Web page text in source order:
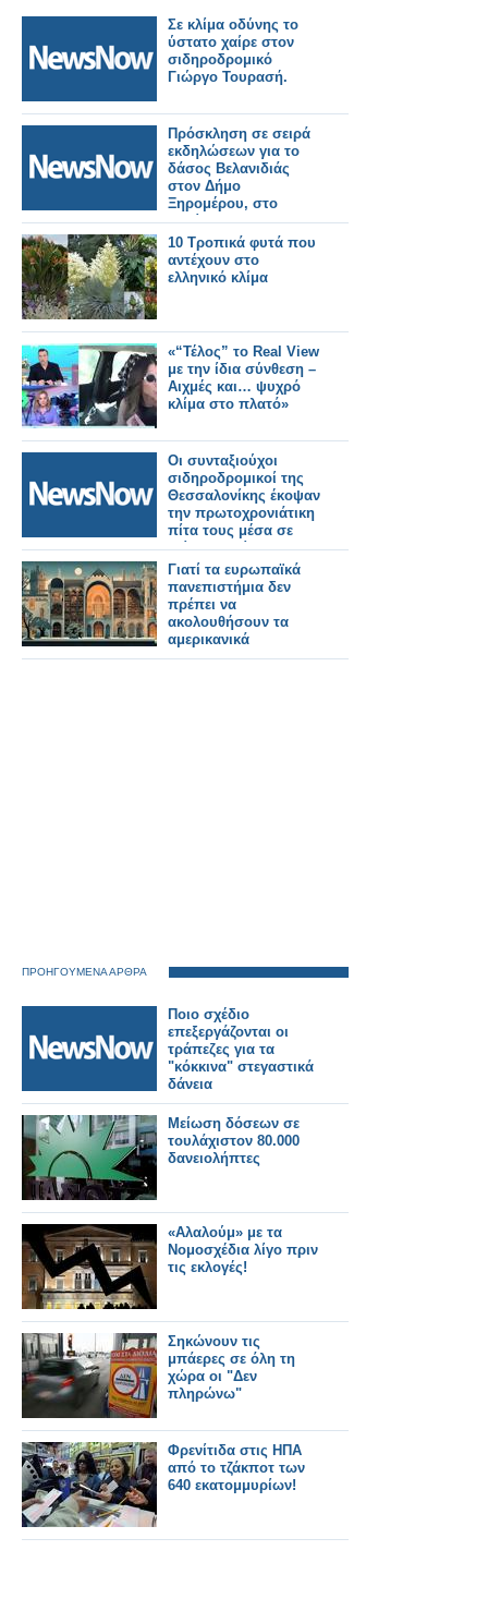
Σε κλίμα οδύνης το
ύστατο χαίρε στον
σιδηροδρομικό
Γιώργο Τουρασή.
Πρόσκληση σε σειρά
εκδηλώσεων για το
δάσος Βελανιδιάς
στον Δήμο
Ξηρομέρου, στο
πλαίσιο του
Eυρωπαϊκού
Συμφώνου για το
Κλίμα.
10 Τροπικά φυτά που
αντέχουν στο
ελληνικό κλίμα
«“Τέλος” το Real View
με την ίδια σύνθεση –
Αιχμές και… ψυχρό
κλίμα στο πλατό»
Οι συνταξιούχοι
σιδηροδρομικοί της
Θεσσαλονίκης έκοψαν
την πρωτοχρονιάτικη
πίτα τους μέσα σε
κλίμα συγκίνησης.
Εικόνες και βίντεο
Γιατί τα ευρωπαϊκά
πανεπιστήμια δεν
πρέπει να
ακολουθήσουν τα
αμερικανικά
ΠΡΟΗΓΟΥΜΕΝΑ ΑΡΘΡΑ
Ποιο σχέδιο
επεξεργάζονται οι
τράπεζες για τα
"κόκκινα" στεγαστικά
δάνεια
Μείωση δόσεων σε
τουλάχιστον 80.000
δανειολήπτες
«Αλαλούμ» με τα
Νομοσχέδια λίγο πριν
τις εκλογές!
Σηκώνουν τις
μπάερες σε όλη τη
χώρα οι "Δεν
πληρώνω"
Φρενίτιδα στις ΗΠΑ
από το τζάκποτ των
640 εκατομμυρίων!